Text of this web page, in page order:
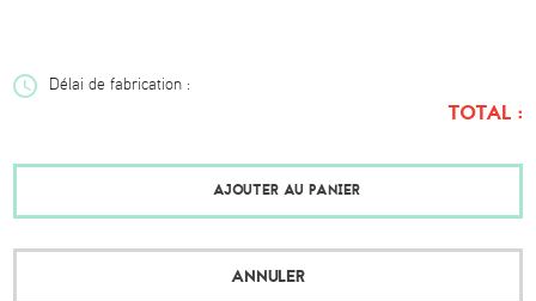
Délai de fabrication :
TOTAL :
ANNULER
AJOUTER AU PANIER